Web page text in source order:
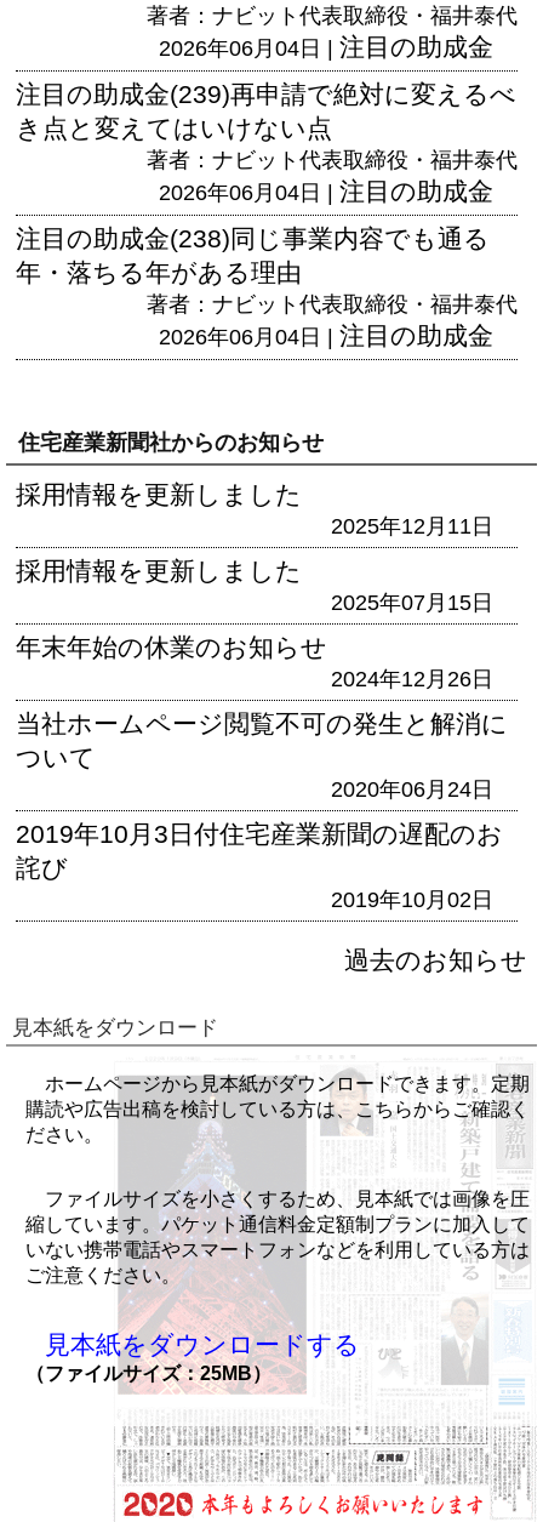
著者：ナビット代表取締役・福井泰代
2026年06月04日 | 注目の助成金
注目の助成金(239)再申請で絶対に変えるべ
き点と変えてはいけない点
著者：ナビット代表取締役・福井泰代
2026年06月04日 | 注目の助成金
注目の助成金(238)同じ事業内容でも通る
年・落ちる年がある理由
著者：ナビット代表取締役・福井泰代
2026年06月04日 | 注目の助成金
住宅産業新聞社からのお知らせ
採用情報を更新しました
2025年12月11日
採用情報を更新しました
2025年07月15日
年末年始の休業のお知らせ
2024年12月26日
当社ホームページ閲覧不可の発生と解消に
ついて
2020年06月24日
2019年10月3日付住宅産業新聞の遅配のお
詫び
2019年10月02日
過去のお知らせ
見本紙をダウンロード
ホームページから見本紙がダウンロードできます。定期
購読や広告出稿を検討している方は、こちらからご確認く
ださい。
ファイルサイズを小さくするため、見本紙では画像を圧
縮しています。パケット通信料金定額制プランに加入して
いない携帯電話やスマートフォンなどを利用している方は
ご注意ください。
見本紙をダウンロードする
（ファイルサイズ：25MB）